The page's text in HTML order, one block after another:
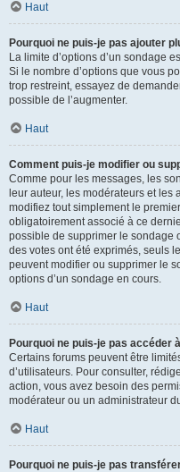
Haut
Pourquoi ne puis-je pas ajouter
La limite d’options d’un sondage
Si le nombre d’options que vous
trop restreint, essayez de
possible de l’augmenter.
Haut
Comment puis-je modifier ou
Comme pour les messages, les
leur auteur, les modérateurs et
modifiez tout simplement le
obligatoirement associé à ce
possible de supprimer le sondage
des votes ont été exprimés, seuls
peuvent modifier ou supprimer le
options d’un sondage en cours.
Haut
Pourquoi ne puis-je pas accéder
Certains forums peuvent être
d’utilisateurs. Pour consulter,
action, vous avez besoin des
modérateur ou un administrateur
Haut
Pourquoi ne puis-je pas